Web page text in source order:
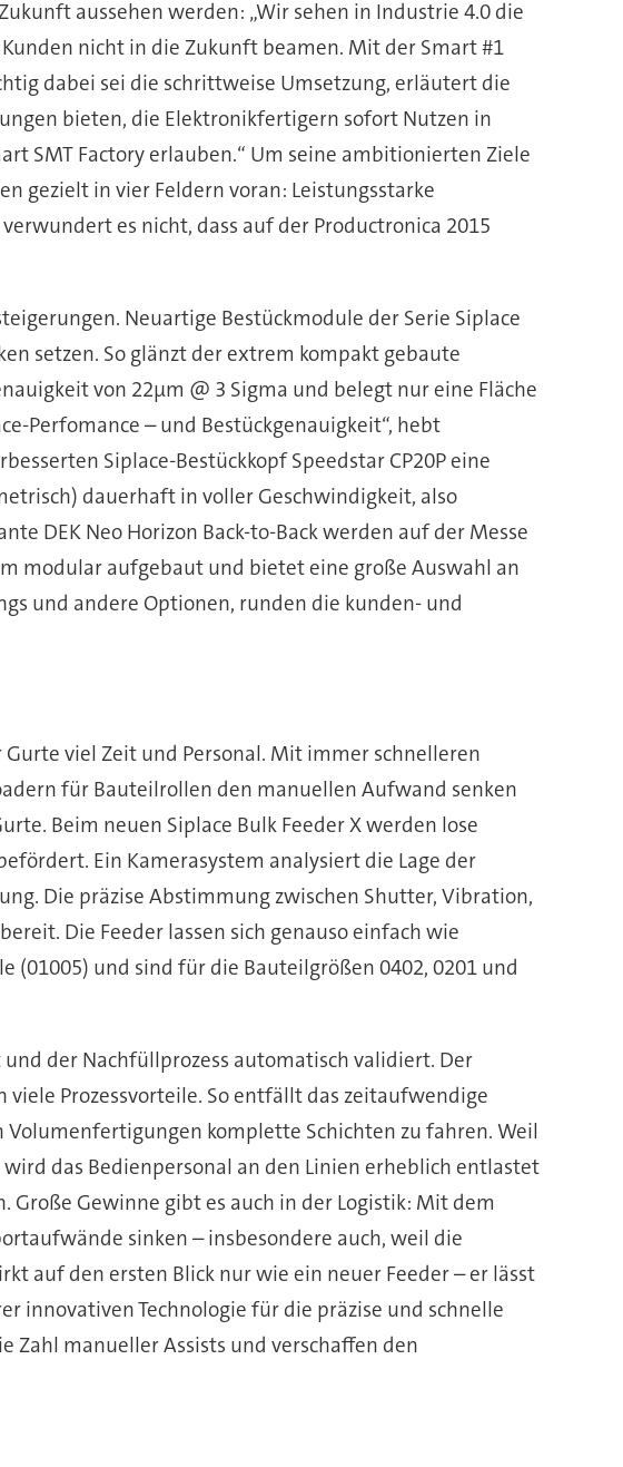
aussehen werden: „Wir sehen in Industrie 4.0 die
nicht in die Zukunft beamen. Mit der Smart #1
dabei sei die schrittweise Umsetzung, erläutert die
bieten, die Elektronikfertigern sofort Nutzen in
SMT Factory erlauben.“ Um seine ambitionierten Ziele
gezielt in vier Feldern voran: Leistungsstarke
es nicht, dass auf der Productronica 2015
Neuartige Bestückmodule der Serie Siplace
setzen. So glänzt der extrem kompakt gebaute
von 22µm @ 3 Sigma und belegt nur eine Fläche
Perfomance – und Bestückgenauigkeit“, hebt
Siplace-Bestückkopf Speedstar CP20P eine
dauerhaft in voller Geschwindigkeit, also
DEK Neo Horizon Back-to-Back werden auf der Messe
modular aufgebaut und bietet eine große Auswahl an
und andere Optionen, runden die kunden- und
viel Zeit und Personal. Mit immer schnelleren
für Bauteilrollen den manuellen Aufwand senken
Beim neuen Siplace Bulk Feeder X werden lose
Ein Kamerasystem analysiert die Lage der
Die präzise Abstimmung zwischen Shutter, Vibration,
Die Feeder lassen sich genauso einfach wie
(01005) und sind für die Bauteilgrößen 0402, 0201 und
der Nachfüllprozess automatisch validiert. Der
Prozessvorteile. So entfällt das zeitaufwendige
komplette Schichten zu fahren. Weil
das Bedienpersonal an den Linien erheblich entlastet
Gewinne gibt es auch in der Logistik: Mit dem
sinken – insbesondere auch, weil die
auf den ersten Blick nur wie ein neuer Feeder – er lässt
innovativen Technologie für die präzise und schnelle
Zahl manueller Assists und verschaffen den